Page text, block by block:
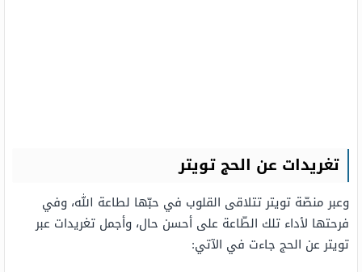
تغريدات عن الحج تويتر
وعبر منصّة تويتر تتلاقى القلوب في حبّها لطاعة الله، وفي
فرحتها لأداء تلك الطّاعة على أحسن حال، وأجمل تغريدات عبر
تويتر عن الحج جاءت في الآتي: